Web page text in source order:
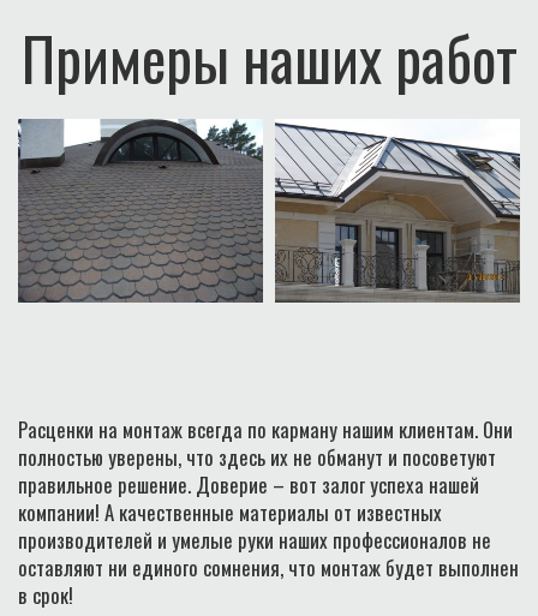
Примеры наших работ
Расценки на монтаж всегда по карману нашим клиентам. Они
полностью уверены, что здесь их не обманут и посоветуют
правильное решение. Доверие – вот залог успеха нашей
компании! А качественные материалы от известных
производителей и умелые руки наших профессионалов не
оставляют ни единого сомнения, что монтаж будет выполнен
в срок!